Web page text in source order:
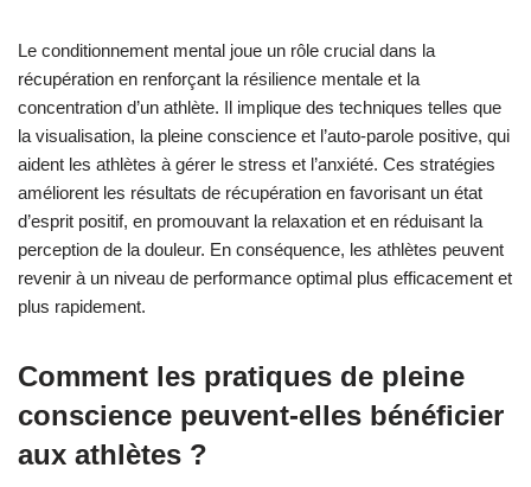
Le conditionnement mental joue un rôle crucial dans la
récupération en renforçant la résilience mentale et la
concentration d’un athlète. Il implique des techniques telles que
la visualisation, la pleine conscience et l’auto-parole positive, qui
aident les athlètes à gérer le stress et l’anxiété. Ces stratégies
améliorent les résultats de récupération en favorisant un état
d’esprit positif, en promouvant la relaxation et en réduisant la
perception de la douleur. En conséquence, les athlètes peuvent
revenir à un niveau de performance optimal plus efficacement et
plus rapidement.
Comment les pratiques de pleine
conscience peuvent-elles bénéficier
aux athlètes ?